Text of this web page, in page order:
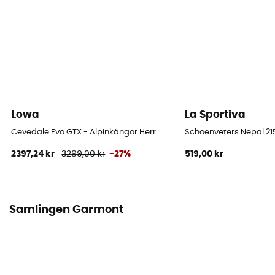
Avtagbar innersula
Ja
Stavens höjd
Lowa
Cevedale Evo GTX - Alpinkängor Herr
2397,24 kr 3299,00 kr -27%
La Sportiva
Schoenveters Nepal
519,00 kr
Samlingen Garmont